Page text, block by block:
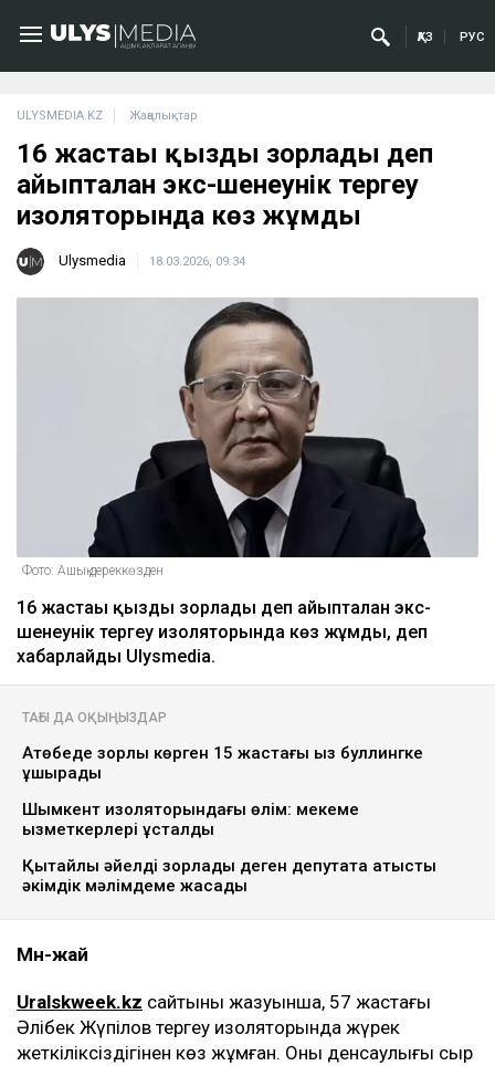
ҚАЗ РУС
ULYSMEDIA.KZ Жаңалықтар
16 жастағы қызды зорлады деп
айыпталған экс-шенеунік тергеу
изоляторында көз жұмды
Ulysmedia 18.03.2026, 09:34
Фото: Ашық дереккөзден
16 жастағы қызды зорлады деп айыпталған экс-
шенеунік тергеу изоляторында көз жұмды, деп
хабарлайды Ulysmedia.
ТАҒЫ ДА ОҚЫҢЫЗДАР
Ақтөбеде зорлық көрген 15 жастағы қыз буллингке
ұшырады
Шымкент изоляторындағы өлім: мекеме
қызметкерлері ұсталды
Қытайлық әйелді зорлады деген депутатқа қатысты
әкімдік мәлімдеме жасады
Мән-жай
Uralskweek.kz сайтының жазуынша, 57 жастағы
Әлібек Жүпілов тергеу изоляторында жүрек
жеткіліксіздігінен көз жұмған. Оның денсаулығы сыр